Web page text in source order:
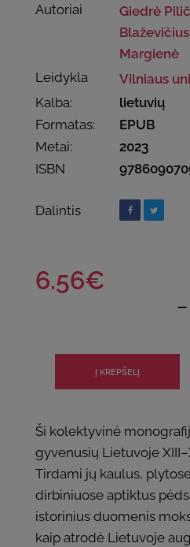
Autoriai Giedrė
Blaževičius
Margienė
Leidykla
Vilniaus
Kalba:
lietuvių
Formatas:
EPUB
Metai:
2023
ISBN
Dalintis
6.56€
-
Ši kolektyvinė
gyvenusių Lietuvoje
Tirdami jų kaulus,
dirbiniuose aptiktus
istorinius duomenis
kaip atrodė Lietuvoje